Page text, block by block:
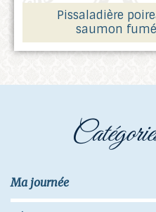
Pissaladière
saumon fumé
Ma journée